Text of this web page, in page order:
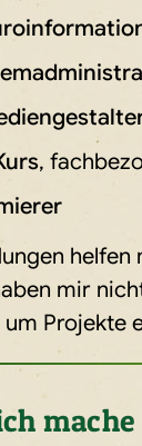
,
helfen
mir
mache